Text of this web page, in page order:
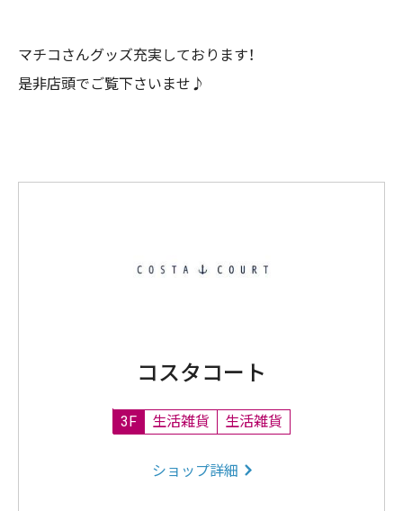
マチコさんグッズ充実しております！
是非店頭でご覧下さいませ♪
コスタコート
3F 生活雑貨 生活雑貨
ショップ詳細